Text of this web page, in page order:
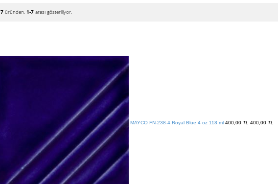
7üründen, 1-7arası gösteriliyor.
MAYCO FN-238-4 Royal Blue 4 oz 118 ml 400,00 TL 400,00 TL